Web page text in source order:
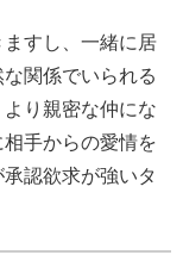
すし、一緒に居
関係でいられる
り親密な仲にな
手からの愛情を
認欲求が強いタ